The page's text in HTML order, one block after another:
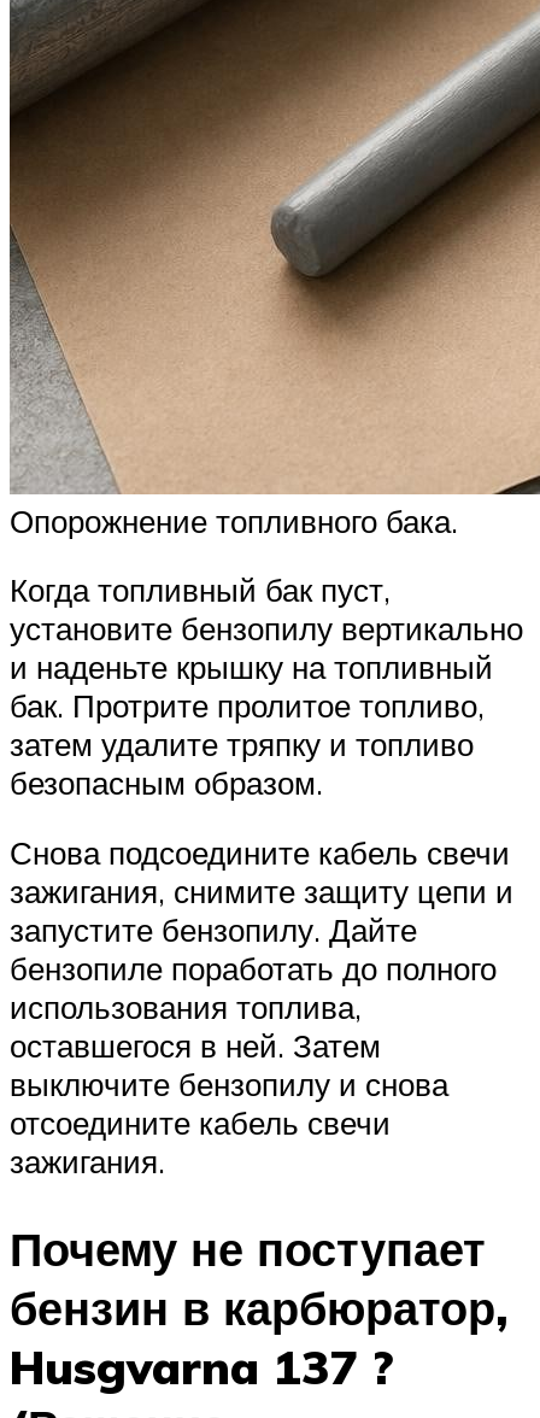
Опорожнение топливного бака.
Когда топливный бак пуст,
установите бензопилу вертикально
и наденьте крышку на топливный
бак. Протрите пролитое топливо,
затем удалите тряпку и топливо
безопасным образом.
Снова подсоедините кабель свечи
зажигания, снимите защиту цепи и
запустите бензопилу. Дайте
бензопиле поработать до полного
использования топлива,
оставшегося в ней. Затем
выключите бензопилу и снова
отсоедините кабель свечи
зажигания.
Почему не поступает
бензин в карбюратор,
Husgvarna 137 ?